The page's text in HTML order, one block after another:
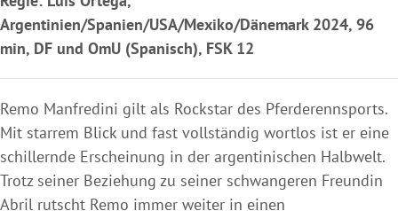
Argentinien/Spanien/USA/Mexiko/Dänemark 2024, 96
min, DF und OmU (Spanisch), FSK 12
Remo Manfredini gilt als Rockstar des Pferderennsports.
Mit starrem Blick und fast vollständig wortlos ist er eine
schillernde Erscheinung in der argentinischen Halbwelt.
Trotz seiner Beziehung zu seiner schwangeren Freundin
Abril rutscht Remo immer weiter in einen